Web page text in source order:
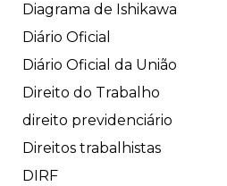
Diagrama de Ishikawa
Diário Oficial
Diário Oficial da União
Direito do Trabalho
direito previdenciário
Direitos trabalhistas
DIRF